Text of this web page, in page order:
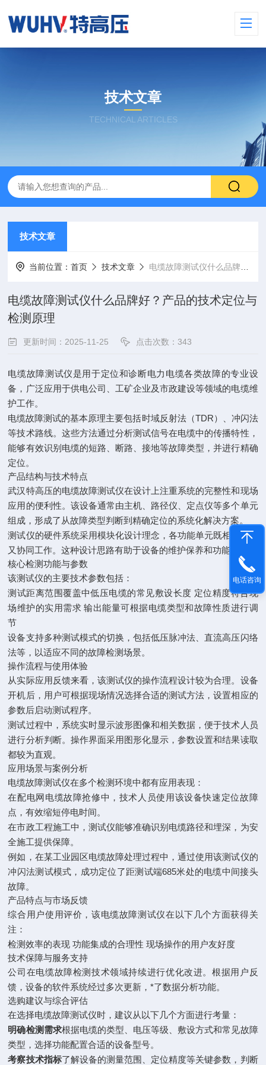
技术文章
TECHNICAL ARTICLES
技术文章
当前位置：首页 技术文章 电缆故障测试仪什么品牌好？产品的技术定位与检测原理
电缆故障测试仪什么品牌好？产品的技术定位与
检测原理
更新时间：2025-11-25 点击次数：343
电缆故障测试仪是用于定位和诊断电力电缆各类故障的专业设
备，广泛应用于供电公司、工矿企业及市政建设等领域的电缆维
护工作。
电缆故障测试的基本原理主要包括时域反射法（TDR）、冲闪法
等技术路线。这些方法通过分析测试信号在电缆中的传播特性，
能够有效识别电缆的短路、断路、接地等故障类型，并进行精确
定位。
产品结构与技术特点
武汉特高压的电缆故障测试仪在设计上注重系统的完整性和现场
应用的便利性。该设备通常由主机、路径仪、定点仪等多个单元
组成，形成了从故障类型判断到精确定位的系统化解决方案。
测试仪的硬件系统采用模块化设计理念，各功能单元既相对独立
又协同工作。这种设计思路有助于设备的维护保养和功能扩展。
核心检测功能与参数
该测试仪的主要技术参数包括：
测试距离范围覆盖中低压电缆的常见敷设长度 定位精度符合现
场维护的实用需求 输出能量可根据电缆类型和故障性质进行调
节
设备支持多种测试模式的切换，包括低压脉冲法、直流高压闪络
法等，以适应不同的故障检测场景。
操作流程与使用体验
从实际应用反馈来看，该测试仪的操作流程设计较为合理。设备
开机后，用户可根据现场情况选择合适的测试方法，设置相应的
参数后启动测试程序。
测试过程中，系统实时显示波形图像和相关数据，便于技术人员
进行分析判断。操作界面采用图形化显示，参数设置和结果读取
都较为直观。
应用场景与案例分析
电缆故障测试仪在多个检测环境中都有应用表现：
在配电网电缆故障抢修中，技术人员使用该设备快速定位故障
点，有效缩短停电时间。
在市政工程施工中，测试仪能够准确识别电缆路径和埋深，为安
全施工提供保障。
例如，在某工业园区电缆故障处理过程中，通过使用该测试仪的
冲闪法测试模式，成功定位了距测试端685米处的电缆中间接头
故障。
产品特点与市场反馈
综合用户使用评价，该电缆故障测试仪在以下几个方面获得关
注：
检测效率的表现 功能集成的合理性 现场操作的用户友好度
技术保障与服务支持
公司在电缆故障检测技术领域持续进行优化改进。根据用户反
馈，设备的软件系统经过多次更新，*了数据分析功能。
选购建议与综合评估
在选择电缆故障测试仪时，建议从以下几个方面进行考量：
明确检测需求根据电缆的类型、电压等级、敷设方式和常见故障
类型，选择功能配置合适的设备型号。
考察技术指标了解设备的测量范围、定位精度等关键参数，判断
电话咨询